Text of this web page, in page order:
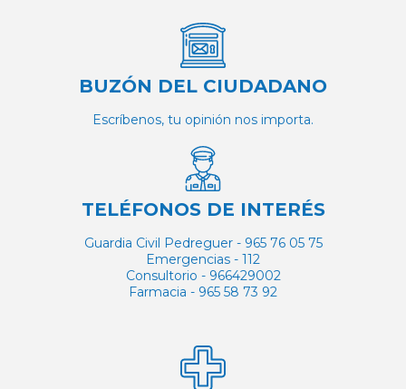
BUZÓN DEL CIUDADANO
Escríbenos, tu opinión nos importa.
TELÉFONOS DE INTERÉS
Guardia Civil Pedreguer - 965 76 05 75
Emergencias - 112
Consultorio - 966429002
Farmacia - 965 58 73 92